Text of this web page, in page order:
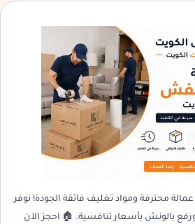
محترفة ومواد تغليف فائقة الجودة! نوفر
بالونش بأسعار تنافسية. 🏠 احجز الآن